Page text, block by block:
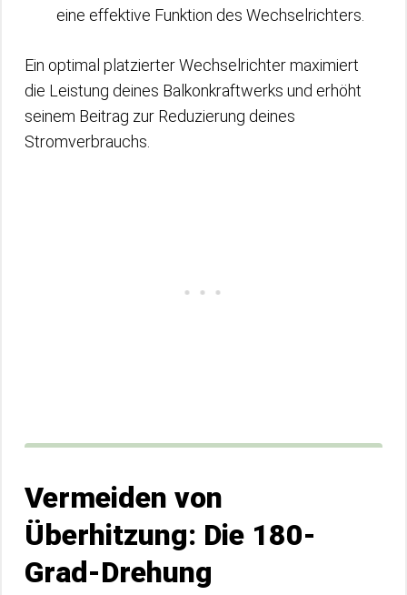
eine effektive Funktion des Wechselrichters.
Ein optimal platzierter Wechselrichter maximiert
die Leistung deines Balkonkraftwerks und erhöht
seinem Beitrag zur Reduzierung deines
Stromverbrauchs.
Vermeiden von
Überhitzung: Die 180-
Grad-Drehung